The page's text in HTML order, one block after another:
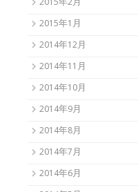
2015年1月
2014年12月
2014年11月
2014年10月
2014年9月
2014年8月
2014年7月
2014年6月